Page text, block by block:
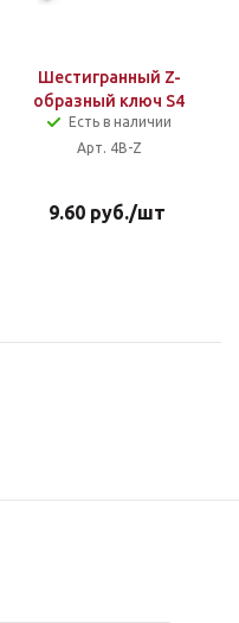
Шестигранный Z-
образный ключ S4
Есть в наличии
Арт. 4B-Z
9.60руб./шт